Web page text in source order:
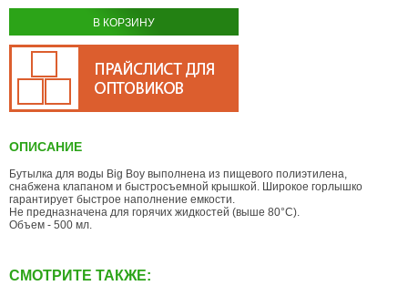
В КОРЗИНУ
ОПИСАНИЕ
Бутылка для воды Big Boy выполнена из пищевого полиэтилена,
снабжена клапаном и быстросъемной крышкой. Широкое горлышко
гарантирует быстрое наполнение емкости.
Не предназначена для горячих жидкостей (выше 80°С).
Объем - 500 мл.
СМОТРИТЕ ТАКЖЕ: